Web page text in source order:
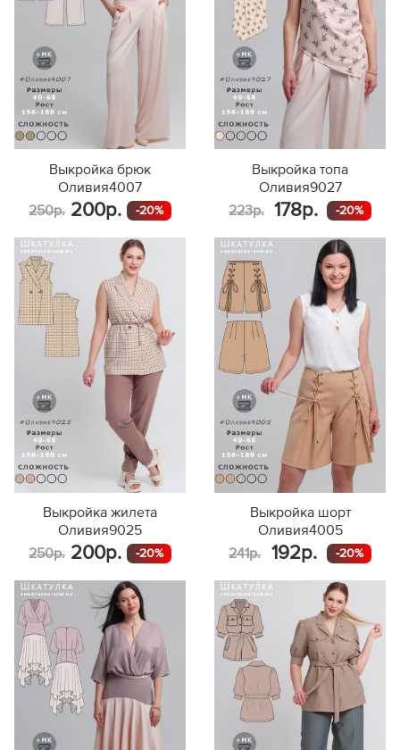
Выкройка брюк
Оливия4007
250р. 200р. -20%
Выкройка топа
Оливия9027
223р.
178р. -20%
Выкройка жилета
Оливия9025
250р. 200р. -20%
Выкройка шорт
Оливия4005
241р.
192р. -20%